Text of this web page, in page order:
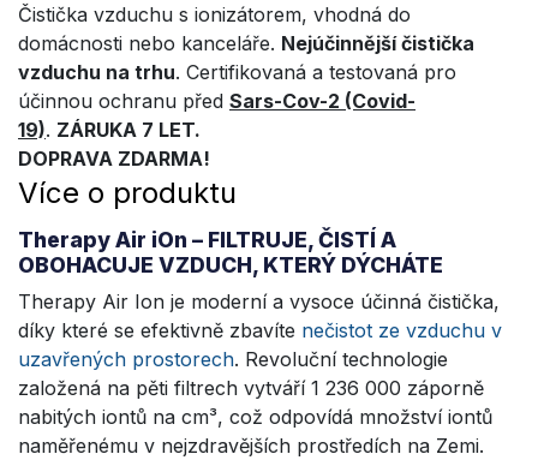
Čistička vzduchu s ionizátorem, vhodná do
domácnosti nebo kanceláře. Nejúčinnější čistička
vzduchu na trhu. Certifikovaná a testovaná pro
účinnou ochranu před Sars-Cov-2 (Covid-
19). ZÁRUKA 7 LET.
DOPRAVA ZDARMA!
Více o produktu
Therapy Air iOn – FILTRUJE, ČISTÍ A
OBOHACUJE VZDUCH, KTERÝ DÝCHÁTE
Therapy Air Ion je moderní a vysoce účinná čistička,
díky které se efektivně zbavíte nečistot ze vzduchu v
uzavřených prostorech. Revoluční technologie
založená na pěti filtrech vytváří 1 236 000 záporně
nabitých iontů na cm³, což odpovídá množství iontů
naměřenému v nejzdravějších prostředích na Zemi.